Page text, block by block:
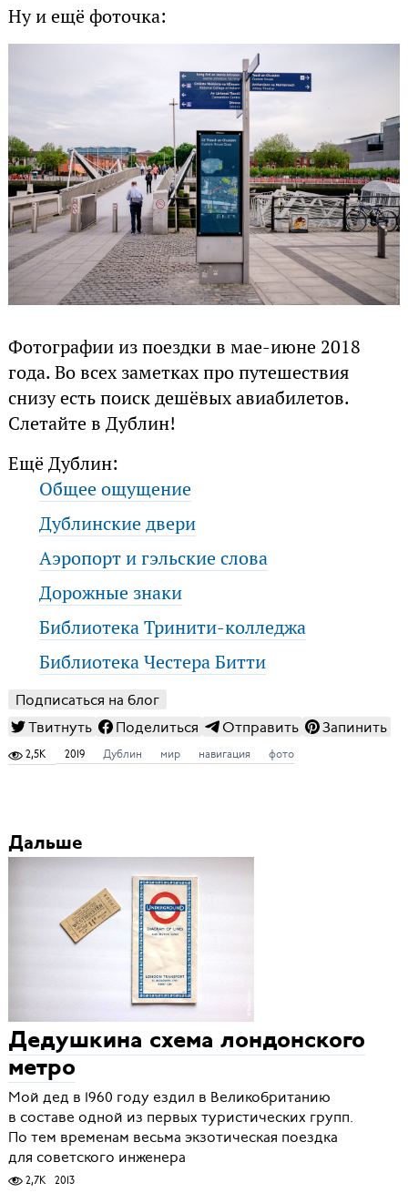
Ну и ещё фоточка:
Фотографии из поездки в мае-июне 2018
года. Во всех заметках про путешествия
снизу есть поиск дешёвых авиабилетов.
Слетайте в Дублин!
Ещё Дублин:
Общее ощущение
Дублинские двери
Аэропорт и гэльские слова
Дорожные знаки
Библиотека Тринити-колледжа
Библиотека Честера Битти
Подписаться на блог
Твитнуть
Поделиться Отправить Запинить
2,5K 2019 Дублин мир навигация фото
Дальше
Дедушкина схема лондонского
метро
Мой дед в 1960 году ездил в Великобританию
в составе одной из первых туристических групп.
По тем временам весьма экзотическая поездка
для советского инженера
2,7K 2013